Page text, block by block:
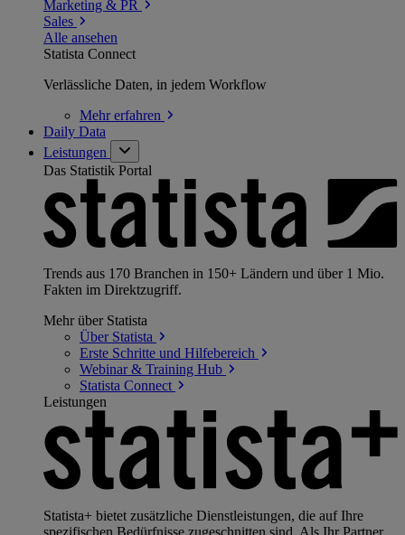
Marketing & PR
Sales
Alle ansehen
Statista Connect
Verlässliche Daten, in jedem Workflow
Mehrerfahren
Daily Data
Leistungen
Das Statistik Portal
Trends aus 170 Branchen in 150+ Ländern und über 1 Mio.
Fakten im Direktzugriff.
Mehr über Statista
Über Statista
Erste Schritte und Hilfebereich
Webinar & Training Hub
Statista Connect
Leistungen
Statista+ bietet zusätzliche Dienstleistungen, die auf Ihre
spezifischen Bedürfnisse zugeschnitten sind. Als Ihr Partner